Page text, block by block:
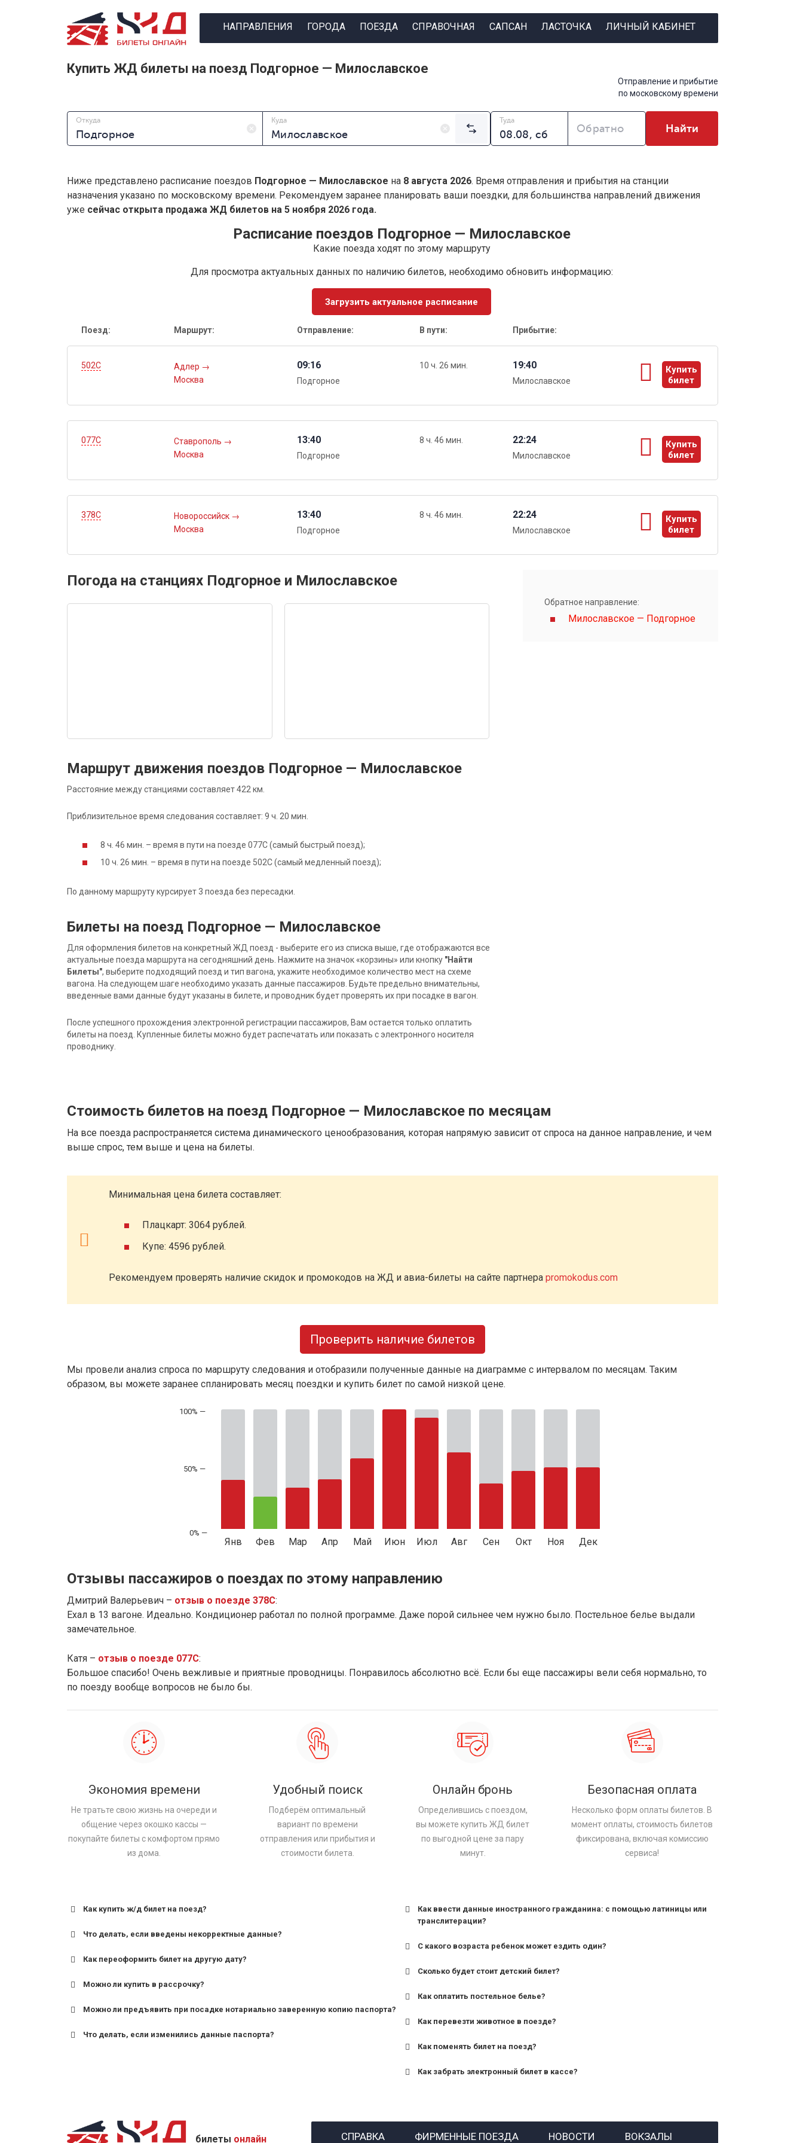
НАПРАВЛЕНИЯ ГОРОДА ПОЕЗДА СПРАВОЧНАЯ САПСАН ЛАСТОЧКА ЛИЧНЫЙ КАБИНЕТ
Купить ЖД билеты на поезд Подгорное — Милославское
Отправление и прибытие
по московскому времени
Откуда Куда Туда
Обратно Найти
Ниже представлено расписание поездов Подгорное — Милославское на 8 августа 2026. Время отправления и прибытия на станции
назначения указано по московскому времени. Рекомендуем заранее планировать ваши поездки, для большинства направлений движения
уже сейчас открыта продажа ЖД билетов на 5 ноября 2026 года.
Расписание поездов Подгорное — Милославское
Какие поезда ходят по этому маршруту
Для просмотра актуальных данных по наличию билетов, необходимо обновить информацию:
Загрузить актуальное расписание
Поезд: Маршрут: Отправление: В пути: Прибытие:
502С Адлер →
Москва
09:16
Подгорное
10 ч. 26 мин. 19:40
Милославское
Купить
билет
ы
077С Ставрополь →
Москва
13:40
Подгорное
8 ч. 46 мин. 22:24
Милославское
Купить
билет
ы
378С Новороссийск →
Москва
13:40
Подгорное
8 ч. 46 мин. 22:24
Милославское
Купить
билет
ы
Погода на станциях Подгорное и Милославское
Маршрут движения поездов Подгорное — Милославское
Расстояние между станциями составляет 422 км.
Приблизительное время следования составляет: 9 ч. 20 мин.
8 ч. 46 мин. – время в пути на поезде 077С (самый быстрый поезд);
10 ч. 26 мин. – время в пути на поезде 502С (самый медленный поезд);
По данному маршруту курсирует 3 поезда без пересадки.
Билеты на поезд Подгорное — Милославское
Для оформления билетов на конкретный ЖД поезд - выберите его из списка выше, где отображаются все
актуальные поезда маршрута на сегодняшний день. Нажмите на значок «корзины» или кнопку "Найти
Билеты", выберите подходящий поезд и тип вагона, укажите необходимое количество мест на схеме
вагона. На следующем шаге необходимо указать данные пассажиров. Будьте предельно внимательны,
введенные вами данные будут указаны в билете, и проводник будет проверять их при посадке в вагон.
После успешного прохождения электронной регистрации пассажиров, Вам остается только оплатить
билеты на поезд. Купленные билеты можно будет распечатать или показать с электронного носителя
проводнику.
Обратное направление:
Милославское — Подгорное
Стоимость билетов на поезд Подгорное — Милославское по месяцам
На все поезда распространяется система динамического ценообразования, которая напрямую зависит от спроса на данное направление, и чем
выше спрос, тем выше и цена на билеты.
Минимальная цена билета составляет:
Плацкарт: 3064 рублей.
Купе: 4596 рублей.
Рекомендуем проверять наличие скидок и промокодов на ЖД и авиа-билеты на сайте партнера promokodus.com
Проверить наличие билетов
Мы провели анализ спроса по маршруту следования и отобразили полученные данные на диаграмме с интервалом по месяцам. Таким
образом, вы можете заранее спланировать месяц поездки и купить билет по самой низкой цене.
50% —
Янв Фев Мар Апр Май Июн Июл Авг Сен Окт Ноя Дек
Отзывы пассажиров о поездах по этому направлению
Дмитрий Валерьевич – отзыв о поезде 378С:
Ехал в 13 вагоне. Идеально. Кондиционер работал по полной программе. Даже порой сильнее чем нужно было. Постельное белье выдали
замечательное.
Катя – отзыв о поезде 077С:
Большое спасибо! Очень вежливые и приятные проводницы. Понравилось абсолютно всё. Если бы еще пассажиры вели себя нормально, то
по поезду вообще вопросов не было бы.
Экономия времени
Не тратьте свою жизнь на очереди и
общение через окошко кассы —
покупайте билеты с комфортом прямо
из дома.
Удобный поиск
Подберём оптимальный
вариант по времени
отправления или прибытия и
стоимости билета.
Онлайн бронь
Определившись с поездом,
вы можете купить ЖД билет
по выгодной цене за пару
минут.
Безопасная оплата
Несколько форм оплаты билетов. В
момент оплаты, стоимость билетов
фиксирована, включая комиссию
сервиса!
Как купить ж/д билет на поезд?
Что делать, если введены некорректные данные?
Как переоформить билет на другую дату?
Можно ли купить в рассрочку?
Можно ли предъявить при посадке нотариально заверенную копию паспорта?
Что делать, если изменились данные паспорта?
Как ввести данные иностранного гражданина: с помощью латиницы или
транслитерации?
С какого возраста ребенок может ездить один?
для поездов дальнего следования — от 10 лет и старше;
Сколько будет стоит детский билет?
Как оплатить постельное белье?
Как перевезти животное в поезде?
Как поменять билет на поезд?
Как забрать электронный билет в кассе?
назвав кассиру 14-значный номер заказа;
билеты онлайн СПРАВКА ФИРМЕННЫЕ ПОЕЗДА НОВОСТИ ВОКЗАЛЫ